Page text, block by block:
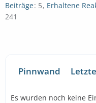
Beiträge 5 Erhaltene
241
Pinnwand
Es wurden noch keine